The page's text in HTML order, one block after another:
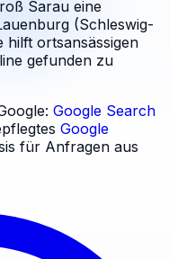
Sarau eine
(Schleswig-
hilft ortsansässigen
gefunden zu
Google Search
Google
für Anfragen aus